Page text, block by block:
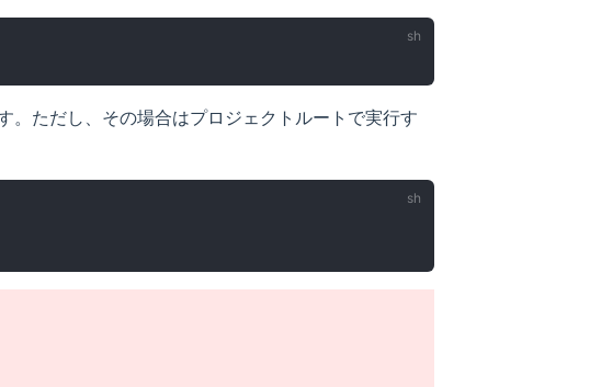
。ただし、その場合はプロジェクトルートで実行す